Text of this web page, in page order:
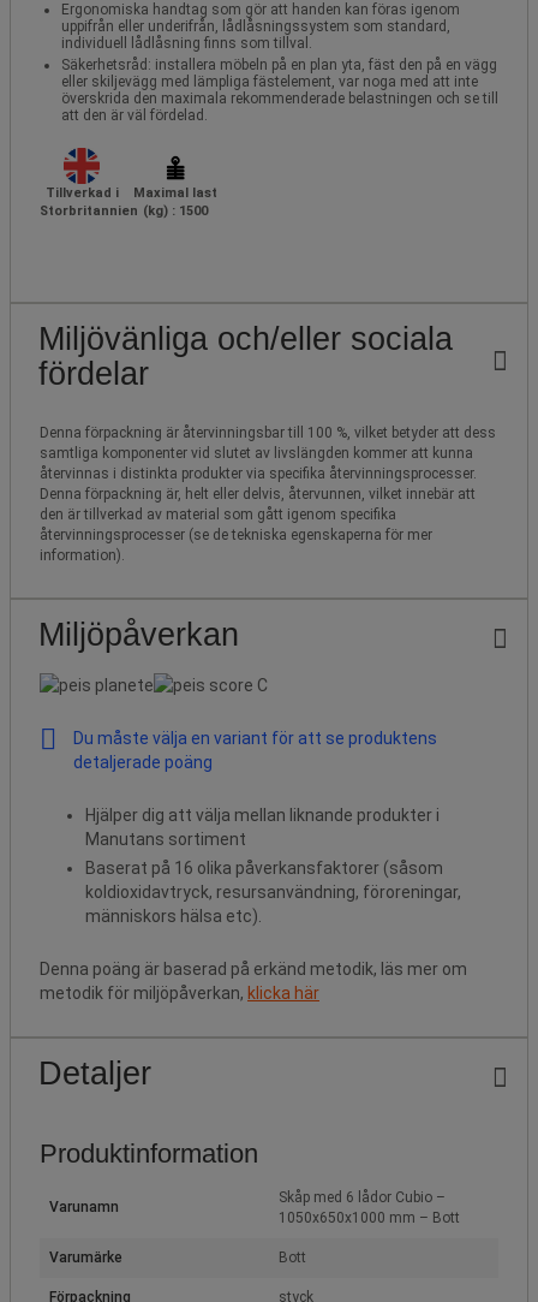
Ergonomiska handtag som gör att handen kan föras igenom
uppifrån eller underifrån, lådlåsningssystem som standard,
individuell lådlåsning finns som tillval.
Säkerhetsråd: installera möbeln på en plan yta, fäst den på en vägg
eller skiljevägg med lämpliga fästelement, var noga med att inte
överskrida den maximala rekommenderade belastningen och se till
att den är väl fördelad.
Tillverkad i
Storbritannien
Maximal last
(kg) : 1500
Miljövänliga och/eller sociala
fördelar
Denna förpackning är återvinningsbar till 100 %, vilket betyder att dess
samtliga komponenter vid slutet av livslängden kommer att kunna
återvinnas i distinkta produkter via specifika återvinningsprocesser.
Denna förpackning är, helt eller delvis, återvunnen, vilket innebär att
den är tillverkad av material som gått igenom specifika
återvinningsprocesser (se de tekniska egenskaperna för mer
information).
Miljöpåverkan
Du måste välja en variant för att se produktens
detaljerade poäng
Hjälper dig att välja mellan liknande produkter i
Manutans sortiment
Baserat på 16 olika påverkansfaktorer (såsom
koldioxidavtryck, resursanvändning, föroreningar,
människors hälsa etc).
Denna poäng är baserad på erkänd metodik, läs mer om
metodik för miljöpåverkan, klicka här
Detaljer
Produktinformation
Varunamn
Skåp med 6 lådor Cubio –
1050x650x1000 mm – Bott
Varumärke Bott
Förpackning styck